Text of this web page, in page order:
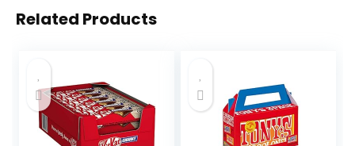
Related Products